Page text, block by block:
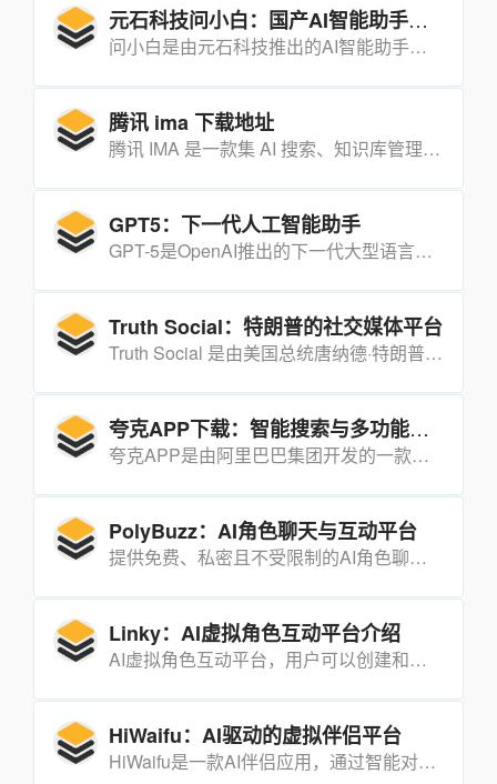
元石科技问小白：国产AI智能助手新标杆
问小白是由元石科技推出的AI智能助手，基于自研的元石大模型和DeepSeek-R1 671B满血版模型构建。它能够快速响应用户的各种需求，提供智能搜索、文本创作、逻辑推理、灵感辅助、高效阅读和资料整理等全方位服务。
腾讯 ima 下载地址
腾讯 IMA 是一款集 AI 搜索、知识库管理和智能写作功能于一体的智能工作台，旨在通过人工智能技术提升用户在搜索、阅读和写作过程中的效率。
GPT5：下一代人工智能助手
GPT-5是OpenAI推出的下一代大型语言模型，具有更强的自然语言理解和生成能力，能够进行多语言文本生成、对话理解、代码编写、逻辑推理等。
Truth Social：特朗普的社交媒体平台
Truth Social 是由美国总统唐纳德·特朗普及其团队创建的社交媒体应用程序，旨在为用户提供一个自由表达观点的平台。
夸克APP下载：智能搜索与多功能集成的高效工具
夸克APP是由阿里巴巴集团开发的一款集智能搜索、网盘存储、文档扫描、学习工具等多种功能于一体的智能服务平台，旨在通过人工智能和大数据技术为用户提供高效、安全、个性化的网络服务体验。
PolyBuzz：AI角色聊天与互动平台
提供免费、私密且不受限制的AI角色聊天和沉浸式角色扮演体验的平台。
Linky：AI虚拟角色互动平台介绍
AI虚拟角色互动平台，用户可以创建和自定义虚拟角色，并与之进行智能对话和互动。
HiWaifu：AI驱动的虚拟伴侣平台
HiWaifu是一款AI伴侣应用，通过智能对话、情感理解和互动功能，为用户提供个性化的虚拟朋友体验。